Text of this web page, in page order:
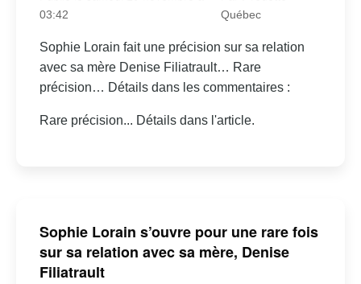
03:42
Québec
Sophie Lorain fait une précision sur sa relation
avec sa mère Denise Filiatrault… Rare
précision… Détails dans les commentaires :
Rare précision... Détails dans l'article.
Sophie Lorain s’ouvre pour une rare fois
sur sa relation avec sa mère, Denise
Filiatrault